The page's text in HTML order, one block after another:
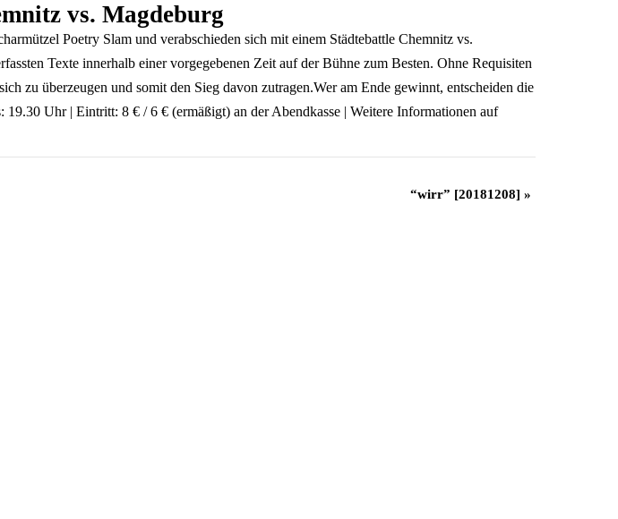
vs. Magdeburg
Poetry Slam und verabschieden sich mit einem Städtebattle Chemnitz vs.
Texte innerhalb einer vorgegebenen Zeit auf der Bühne zum Besten. Ohne Requisiten
zu überzeugen und somit den Sieg davon zutragen.Wer am Ende gewinnt, entscheiden die
Uhr | Eintritt: 8 € / 6 € (ermäßigt) an der Abendkasse | Weitere Informationen auf
“wirr” [20181208] »